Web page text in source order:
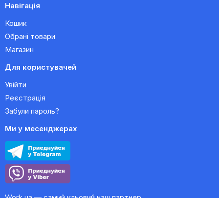
Навігація
Кошик
Обрані товари
Магазин
Для користувачей
Увійти
Реєстрація
Забули пароль?
Ми у месенджерах